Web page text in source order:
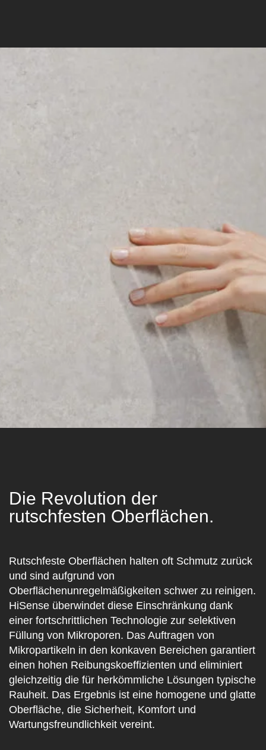
Die Revolution der
rutschfesten Oberflächen.
Rutschfeste Oberflächen halten oft Schmutz zurück
und sind aufgrund von
Oberflächenunregelmäßigkeiten schwer zu reinigen.
HiSense überwindet diese Einschränkung dank
einer fortschrittlichen Technologie zur selektiven
Füllung von Mikroporen. Das Auftragen von
Mikropartikeln in den konkaven Bereichen garantiert
einen hohen Reibungskoeffizienten und eliminiert
gleichzeitig die für herkömmliche Lösungen typische
Rauheit. Das Ergebnis ist eine homogene und glatte
Oberfläche, die Sicherheit, Komfort und
Wartungsfreundlichkeit vereint.